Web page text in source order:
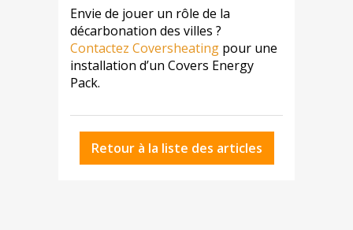
Envie de jouer un rôle de la
décarbonation des villes ?
Contactez Coversheating pour une
installation d’un Covers Energy
Pack.
Retour à la liste des articles